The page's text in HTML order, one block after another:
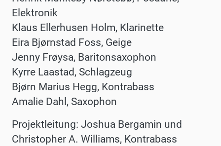
Elektronik
Klaus Ellerhusen Holm, Klarinette
Eira Bjørnstad Foss, Geige
Jenny Frøysa, Baritonsaxophon
Kyrre Laastad, Schlagzeug
Bjørn Marius Hegg, Kontrabass
Amalie Dahl, Saxophon
Projektleitung: Joshua Bergamin und
Christopher A. Williams, Kontrabass